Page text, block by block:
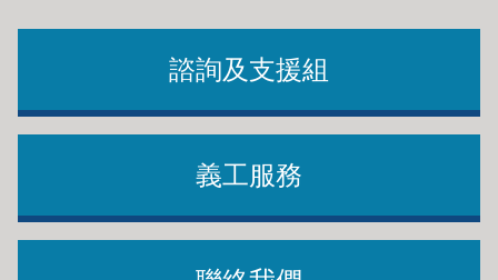
諮詢及支援組
義工服務